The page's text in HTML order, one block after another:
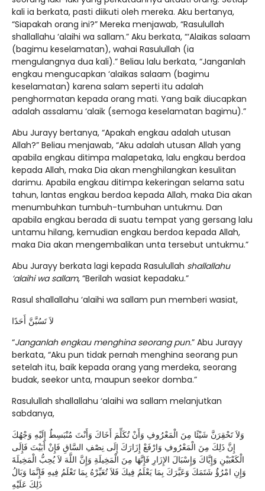
kali ia berkata, pasti diikuti oleh mereka. Aku bertanya,
“Siapakah orang ini?” Mereka menjawab, “Rasulullah
shallallahu ‘alaihi wa sallam.” Aku berkata, “‘Alaikas salaam
(bagimu keselamatan), wahai Rasulullah (ia
mengulangnya dua kali).” Beliau lalu berkata, “Janganlah
engkau mengucapkan ‘alaikas salaam (bagimu
keselamatan) karena salam seperti itu adalah
penghormatan kepada orang mati. Yang baik diucapkan
adalah assalamu ‘alaik (semoga keselamatan bagimu).”
Abu Jurayy bertanya, “Apakah engkau adalah utusan
Allah?” Beliau menjawab, “Aku adalah utusan Allah yang
apabila engkau ditimpa malapetaka, lalu engkau berdoa
kepada Allah, maka Dia akan menghilangkan kesulitan
darimu. Apabila engkau ditimpa kekeringan selama satu
tahun, lantas engkau berdoa kepada Allah, maka Dia akan
menumbuhkan tumbuh-tumbuhan untukmu. Dan
apabila engkau berada di suatu tempat yang gersang lalu
untamu hilang, kemudian engkau berdoa kepada Allah,
maka Dia akan mengembalikan unta tersebut untukmu.”
Abu Jurayy berkata lagi kepada Rasulullah shallallahu
‘alaihi wa sallam, “Berilah wasiat kepadaku.”
Rasul shallallahu ‘alaihi wa sallam pun memberi wasiat,
لاَ تَسُبَّنَّ أَحَدًا
“Janganlah engkau menghina seorang pun.” Abu Jurayy
berkata, “Aku pun tidak pernah menghina seorang pun
setelah itu, baik kepada orang yang merdeka, seorang
budak, seekor unta, maupun seekor domba.”
Rasulullah shallallahu ‘alaihi wa sallam melanjutkan
sabdanya,
وَلاَ تَحْقِرَنَّ شَيْئًا مِنَ الْمَعْرُوفِ وَأَنْ تُكَلِّمَ أَخَاكَ وَأَنْتَ مُنْبَسِطٌ إِلَيْهِ وَجْهُكَ
إِنَّ ذَلِكَ مِنَ الْمَعْرُوفِ وَارْفَعْ إِزَارَكَ إِلَى نِصْفِ السَّاقِ فَإِنْ أَبَيْتَ فَإِلَى
الْكَعْبَيْنِ وَإِيَّاكَ وَإِسْبَالَ الإِزَارِ فَإِنَّهَا مِنَ الْمَخِيلَةِ وَإِنَّ اللَّهَ لاَ يُحِبُّ الْمَخِيلَةَ
وَإِنِ امْرُؤٌ شَتَمَكَ وَعَيَّرَكَ بِمَا يَعْلَمُ فِيكَ فَلاَ تُعَيِّرْهُ بِمَا تَعْلَمُ فِيهِ فَإِنَّمَا وَبَالُ
ذَلِكَ عَلَيْهِ